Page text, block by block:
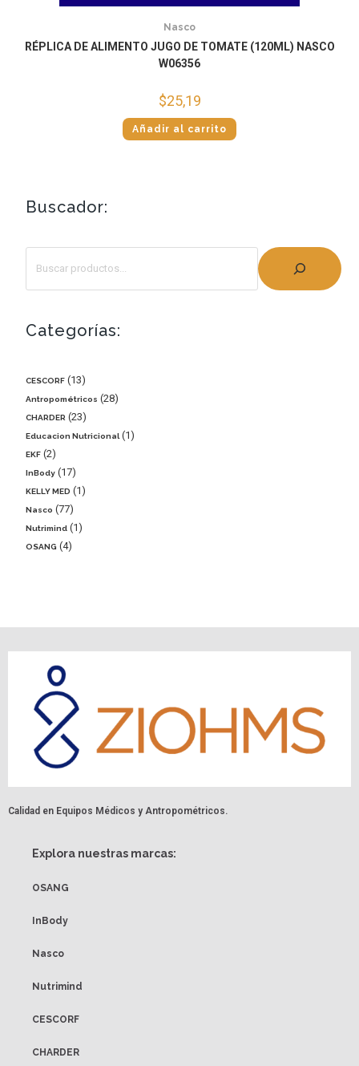
Nasco
RÉPLICA DE ALIMENTO JUGO DE TOMATE (120ML) NASCO
W06356
$25,19
Añadir al carrito
Buscador:
Categorías:
CESCORF 13
Antropométricos 28
CHARDER 23
Educacion Nutricional 1
EKF 2
InBody 17
KELLY MED 1
Nasco 77
Nutrimind 1
OSANG 4
Calidad en Equipos Médicos y Antropométricos.
Explora nuestras marcas:
OSANG
InBody
Nasco
Nutrimind
CESCORF
CHARDER